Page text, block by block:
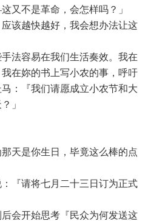
又不是革命，会怎样吗？」
应该越快越好，我会想办法让这
手法容易在我们生活奏效。我在
我在妳的书上写小农的事，呼吁
：『我们请愿成立小农节和大
」
那天是你生日，毕竟这么棒的点
：『请将七月二十三日订为正式
后会开始思考『民众为何发送这